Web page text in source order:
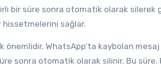
bir süre sonra otomatik olarak silerek
hissetmelerini sağlar.
önemlidir. WhatsApp’ta kaybolan
sonra otomatik olarak silinir. Bu süre,